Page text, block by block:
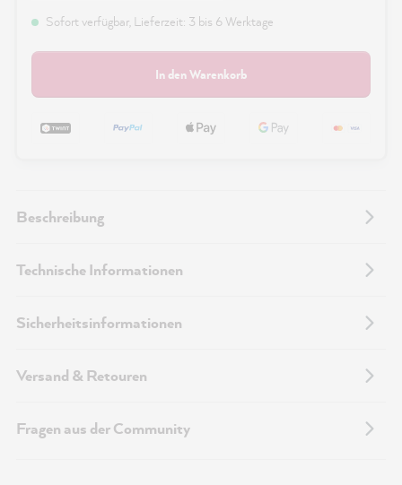
Sofort verfügbar, Lieferzeit: 3 bis 6 Werktage
In den Warenkorb
Beschreibung
Technische Informationen
Sicherheitsinformationen
Versand & Retouren
Fragen aus der Community